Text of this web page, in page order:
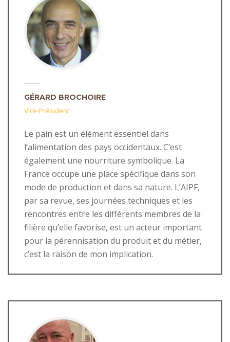
GÉRARD BROCHOIRE
Vice-Président
Le pain est un élément essentiel dans
l’alimentation des pays occidentaux. C’est
également une nourriture symbolique. La
France occupe une place spécifique dans son
mode de production et dans sa nature. L’AIPF,
par sa revue, ses journées techniques et les
rencontres entre les différents membres de la
filière qu’elle favorise, est un acteur important
pour la pérennisation du produit et du métier,
c’est la raison de mon implication.